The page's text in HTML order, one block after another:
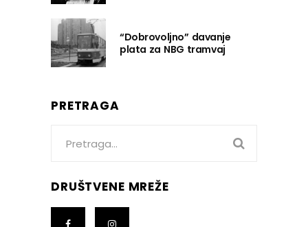
“Dobrovoljno” davanje
plata za NBG tramvaj
PRETRAGA
DRUŠTVENE MREŽE